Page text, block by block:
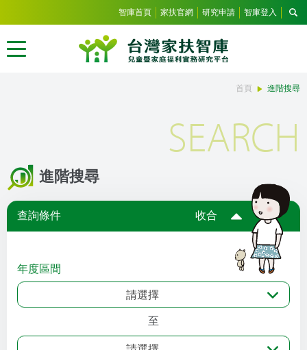
智庫首頁 家扶官網 研究申請 智庫登入
首頁 進階搜尋
進階搜尋
SEARCH
查詢條件 收合
年度區間
請選擇
至